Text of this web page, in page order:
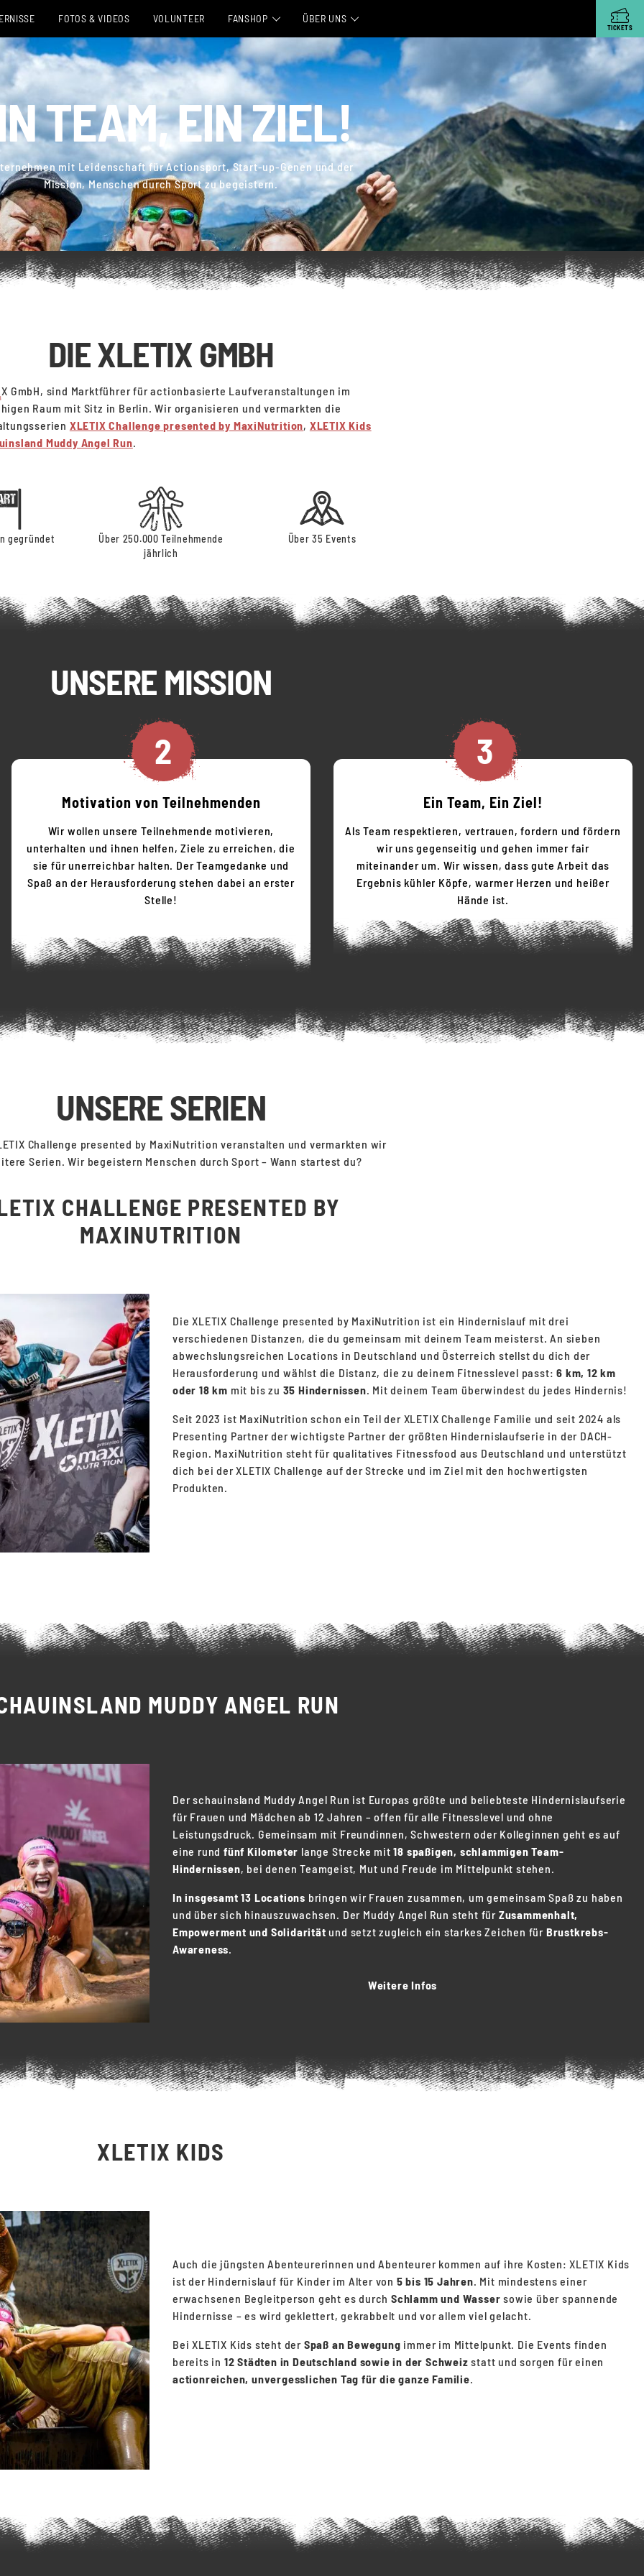
FOTOS & VIDEOS VOLUNTEER FANSHOP
AUF DEM EVENT ABHOLEN
DIREKTVERSAND↗
ÜBER UNS
DAS UNTERNEHMEN
UNSERE PARTNER
PARTNER WERDEN
PRESSE
TICKETS
TEAM, EIN ZIEL!
mit Leidenschaft für Actionsport, Start-up-Genen und der
Mission, Menschen durch Sport zu begeistern.
DIE XLETIX GMBH
GmbH, sind Marktführer für actionbasierte Laufveranstaltungen im
Raum mit Sitz in Berlin. Wir organisieren und vermarkten die
XLETIX Challenge presented by MaxiNutrition, XLETIX Kids
Muddy Angel Run.
gegründet
Über 250.000 Teilnehmende
jährlich
Über 35 Events
UNSERE MISSION
2
Motivation von Teilnehmenden
Wir wollen unsere Teilnehmende motivieren,
unterhalten und ihnen helfen, Ziele zu erreichen, die
sie für unerreichbar halten. Der Teamgedanke und
Spaß an der Herausforderung stehen dabei an erster
Stelle!
3
Ein Team, Ein Ziel!
Als Team respektieren, vertrauen, fordern und fördern
wir uns gegenseitig und gehen immer fair
miteinander um. Wir wissen, dass gute Arbeit das
Ergebnis kühler Köpfe, warmer Herzen und heißer
Hände ist.
UNSERE SERIEN
Challenge presented by MaxiNutrition veranstalten und vermarkten wir
Serien. Wir begeistern Menschen durch Sport – Wann startest du?
CHALLENGE PRESENTED BY
MAXINUTRITION
Die XLETIX Challenge presented by MaxiNutrition ist ein Hindernislauf mit drei
verschiedenen Distanzen, die du gemeinsam mit deinem Team meisterst. An sieben
abwechslungsreichen Locations in Deutschland und Österreich stellst du dich der
Herausforderung und wählst die Distanz, die zu deinem Fitnesslevel passt:6 km, 12 km
oder 18 km mit bis zu 35 Hindernissen. Mit deinem Team überwindest du jedes Hindernis!
Seit 2023 ist MaxiNutrition schon ein Teil der XLETIX Challenge Familie und seit 2024 als
Presenting Partner der wichtigste Partner der größten Hindernislaufserie in der DACH-
Region. MaxiNutrition steht für qualitatives Fitnessfood aus Deutschland und unterstützt
dich bei der XLETIX Challenge auf der Strecke und im Ziel mit den hochwertigsten
Produkten.
MUDDY ANGEL RUN
Der schauinsland Muddy Angel Run ist Europas größte und beliebteste Hindernislaufserie
für Frauen und Mädchen ab 12 Jahren – offen für alle Fitnesslevel und ohne
Leistungsdruck. Gemeinsam mit Freundinnen, Schwestern oder Kolleginnen geht es auf
eine rund fünf Kilometer lange Strecke mit18 spaßigen, schlammigen Team-
Hindernissen, bei denen Teamgeist, Mut und Freude im Mittelpunkt stehen.
In insgesamt 13 Locations bringen wir Frauen zusammen, um gemeinsam Spaß zu haben
und über sich hinauszuwachsen. Der Muddy Angel Run steht für Zusammenhalt,
Empowerment und Solidarität und setzt zugleich ein starkes Zeichen für Brustkrebs-
Awareness.
Weitere Infos
XLETIX KIDS
Auch die jüngsten Abenteurerinnen und Abenteurer kommen auf ihre Kosten: XLETIX Kids
ist der Hindernislauf für Kinder im Alter von 5 bis 15 Jahren. Mit mindestens einer
erwachsenen Begleitperson geht es durch Schlamm und Wasser sowie über spannende
Hindernisse – es wird geklettert, gekrabbelt und vor allem viel gelacht.
Bei XLETIX Kids steht der Spaß an Bewegung immer im Mittelpunkt. Die Events finden
bereits in 12 Städten in Deutschland sowie in der Schweiz statt und sorgen für einen
actionreichen, unvergesslichen Tag für die ganze Familie.